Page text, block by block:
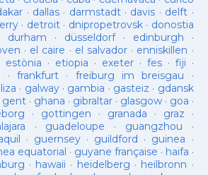
· dallas · darmstadt· davis · delft ·
· detroit· dnipropetrovsk· donostia
durham · düsseldorf· edinburgh ·
· el caire · el salvador · enniskillen ·
estònia · etiopia · exeter· fes· fiji ·
· frankfurt· freiburg im breisgau ·
· galway· gambia · gasteiz · gdansk
gent· ghana · gibraltar· glasgow· goa ·
· gottingen · granada · graz ·
· guadeloupe · guangzhou ·
· guernsey· guildford · guinea ·
equatorial · guyane française · haifa ·
· hawaii · heidelberg · heilbronn ·